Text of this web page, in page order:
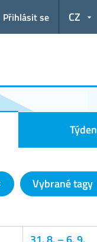
Přihlásit se CZ
Týden
Vybrané tagy